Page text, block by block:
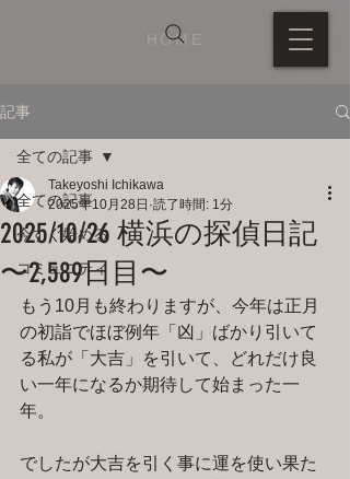
HOME
記事
全ての記事
今すぐ始める
コミュニティ
全ての記事
2025/10/26 横浜の探偵日記
〜2,589日目〜
Takeyoshi Ichikawa
2025年10月28日 読了時間: 1分
もう10月も終わりますが、今年は正月
の初詣でほぼ例年「凶」ばかり引いて
る私が「大吉」を引いて、どれだけ良
い一年になるか期待して始まった一
年。
でしたが大吉を引く事に運を使い果た